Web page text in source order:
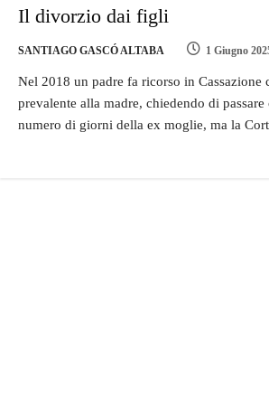
Il divorzio dai figli
SANTIAGO GASCÓ ALTABA 1 Giugno
Nel 2018 un padre fa ricorso in
prevalente alla madre, chiedendo di
numero di giorni della ex moglie, ma la